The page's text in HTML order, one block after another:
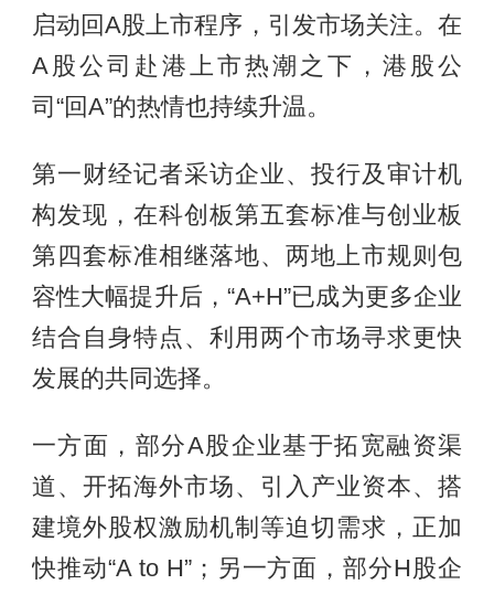
启动回A股上市程序，引发市场关注。在
A股公司赴港上市热潮之下，港股公
司“回A”的热情也持续升温。
第一财经记者采访企业、投行及审计机
构发现，在科创板第五套标准与创业板
第四套标准相继落地、两地上市规则包
容性大幅提升后，“A+H”已成为更多企业
结合自身特点、利用两个市场寻求更快
发展的共同选择。
一方面，部分A股企业基于拓宽融资渠
道、开拓海外市场、引入产业资本、搭
建境外股权激励机制等迫切需求，正加
快推动“A to H”；另一方面，部分H股企